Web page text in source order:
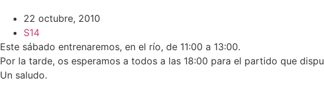
22 octubre, 2010
S14
Este sábado entrenaremos, en el río, de 11:00 a 13:00.
Por la tarde, os esperamos a todos a las 18:00 para el partido que
Un saludo.